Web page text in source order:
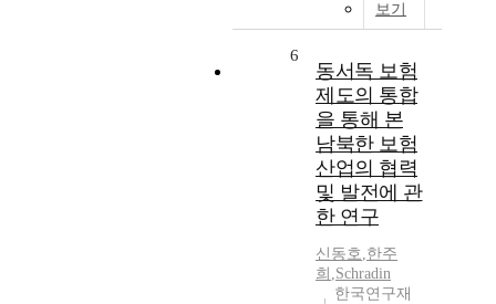
보기
6
동서독 보험
제도의 통합
을 통해 본
남북한 보험
산업의 협력
및 발전에 관
한 연구
신동호,한주
희 ,Schradin
한국연구재